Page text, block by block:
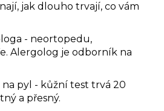
jak dlouho trvají, co vám
- neortopedu,
Alergolog je odborník na
pyl - kůžní test trvá 20
a přesný.